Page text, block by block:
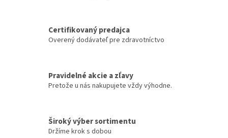
Certifikovaný predajca
Overený dodávateľ pre zdravotníctvo
Pravidelné akcie a zľavy
Pretože u nás nakupujete vždy výhodne.
Široký výber sortimentu
Držíme krok s dobou